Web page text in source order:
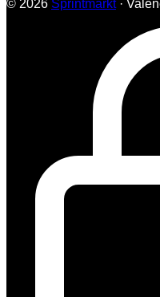
© 2026 Sprintmarkt·